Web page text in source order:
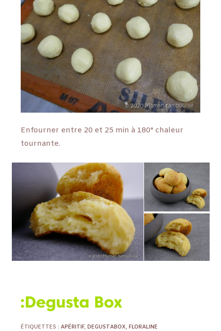
Enfourner entre 20 et 25 min à 180° chaleur
tournante.
ÉTIQUETTES :APÉRITIF, DEGUSTABOX, FLORALINE